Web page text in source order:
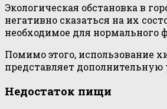
Экологическая обстановка в
негативно сказаться на их
необходимое для
Помимо этого, использование
представляет дополнительную
Недостаток пищи